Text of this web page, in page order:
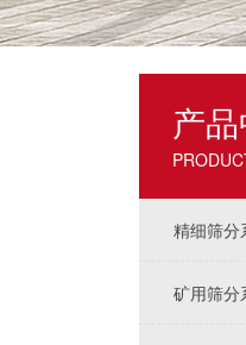
产
精细筛分
矿用筛分